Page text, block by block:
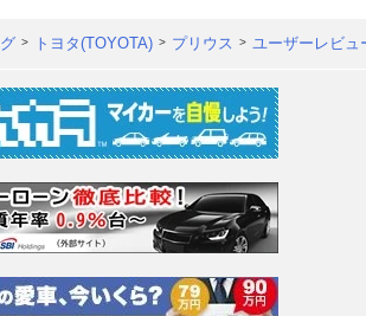
トヨタ(TOYOTA) プリウス ユーザーレビュ